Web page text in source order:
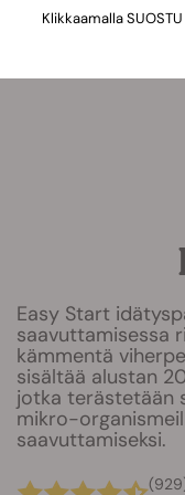
Easy Start
saavuttamisessa
kämmentä
sisältää alustan
jotka terästetään
mikro-
saavuttamiseksi.
Klikkaamalla